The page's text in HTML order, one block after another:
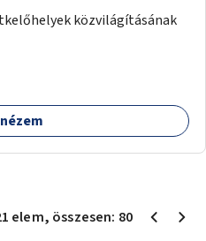
közvilágításának
elem, összesen: 80